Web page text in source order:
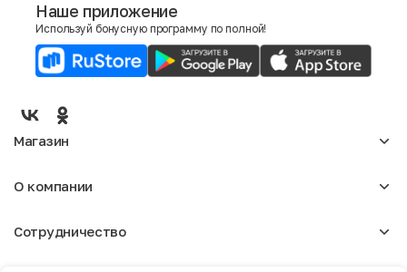
E-mail
Пол
Мужской
Наше приложение
Используй бонусную программу по полной!
Магазин
Мужское
О компании
Отзывы
Сотрудничество